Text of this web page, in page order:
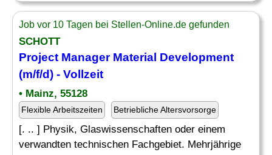
Job vor 10 Tagen bei Stellen-Online.de gefunden
SCHOTT
Project Manager Material Development
(m/f/d) - Vollzeit
• Mainz, 55128
Flexible Arbeitszeiten Betriebliche Altersvorsorge
[. .. ] Physik, Glaswissenschaften oder einem
verwandten technischen Fachgebiet. Mehrjährige